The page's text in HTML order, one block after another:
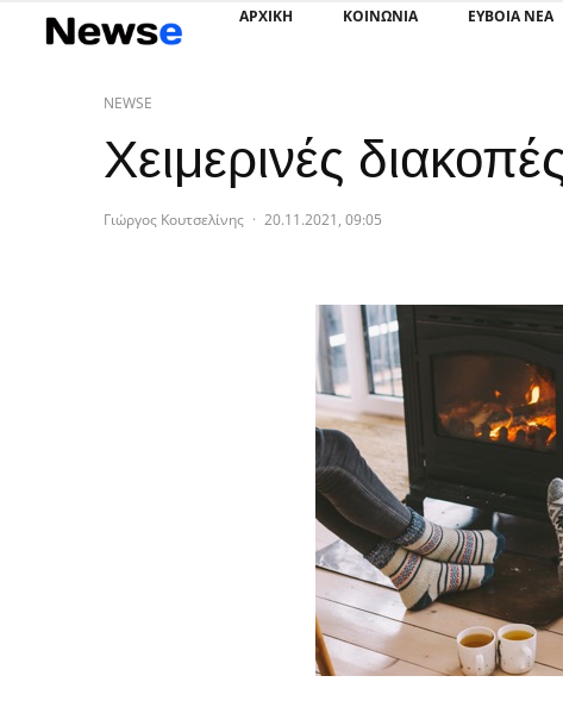
ΑΡΧΙΚΗ ΚΟΙΝΩΝΙΑ ΕΥΒΟΙΑ ΝΕΑ
NEWSE
Χειμερινές διακοπές
Γιώργος Κουτσελίνης · 20.11.2021, 09:05